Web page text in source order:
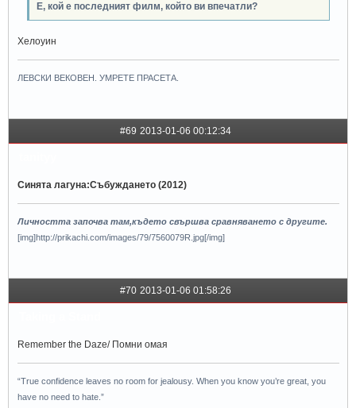
Е, кой е последният филм, който ви впечатли?
Хелоуин
ЛЕВСКИ ВЕКОВЕН. УМРЕТЕ ПРАСЕТА.
#69 2013-01-06 00:12:34
Синята лагуна:Събуждането (2012)
Личността започва там,където свършва сравняването с другите.
[img]http://prikachi.com/images/79/7560079R.jpg[/img]
#70 2013-01-06 01:58:26
Remember the Daze/ Помни омая
“True confidence leaves no room for jealousy. When you know you’re great, you
have no need to hate.”